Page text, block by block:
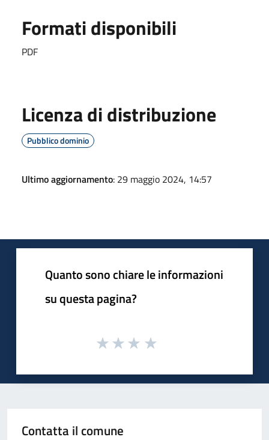
Formati disponibili
PDF
Licenza di distribuzione
Pubblico dominio
Ultimo aggiornamento: 29 maggio 2024, 14:57
Quanto sono chiare le informazioni
su questa pagina?
Contatta il comune